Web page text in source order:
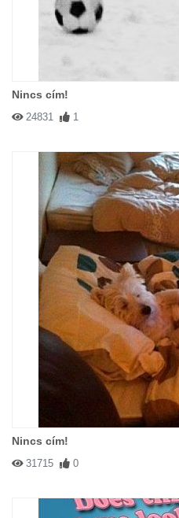
Nincs cím!
24831 1
Nincs cím!
31715 0